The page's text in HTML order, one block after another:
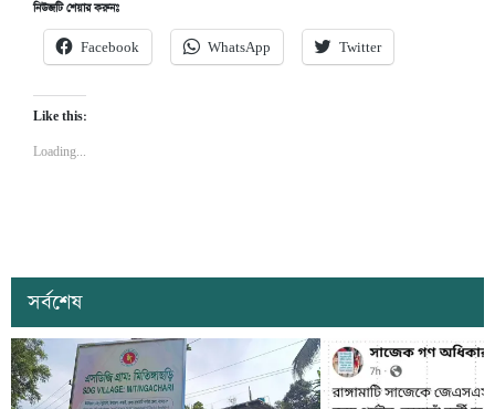
নিউজটি শেয়ার করুনঃ
Facebook WhatsApp Twitter
Like this:
Loading...
সর্বশেষ